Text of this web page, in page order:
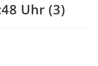
Uhr (3)